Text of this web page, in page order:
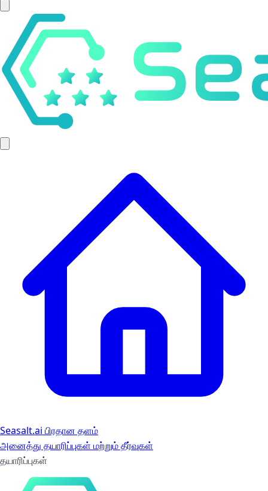
Seasalt.ai பிரதான தளம்
அனைத்து தயாரிப்புகள் மற்றும் தீர்வுகள்
தயாரிப்புகள்